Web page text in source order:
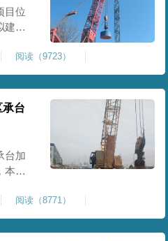
。在
范
目位
建生
场地
门架
的柱
强夯
阅读（9723）
承台
台加
本项
固处
，地
目场
阅读（8771）